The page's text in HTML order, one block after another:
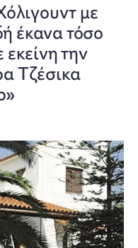
με
έκανα τόσο
την
Τζέσικα